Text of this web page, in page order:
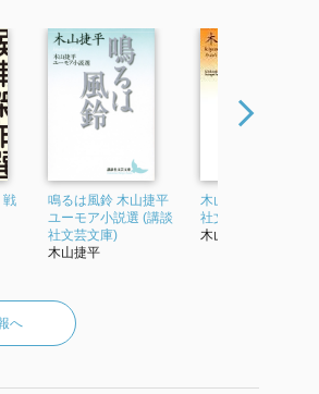
戦
鳴るは風鈴 木山捷平
ユーモア小説選 (講談
社文芸文庫)
木山捷平
木山捷平全詩集 (講談
社文芸文庫)
木山捷平
へ